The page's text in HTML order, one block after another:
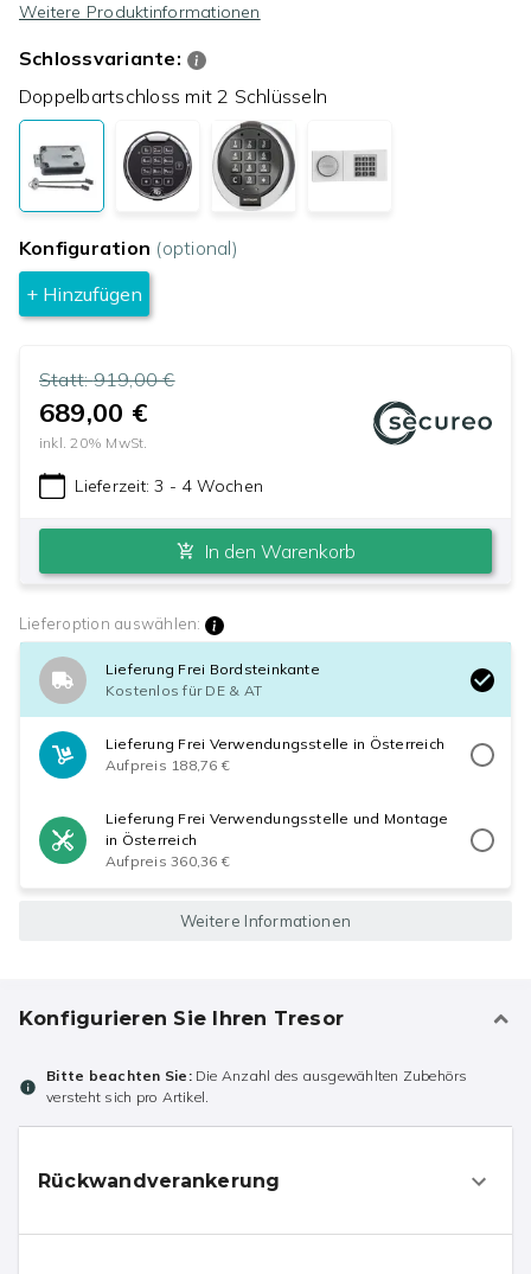
Weitere Produktinformationen
Schlossvariante:
Doppelbartschloss mit 2 Schlüsseln
Konfiguration (optional)
+ Hinzufügen
Statt:919,00 €
689,00 €
inkl.20% MwSt.
Lieferzeit:3 - 4 Wochen
In den Warenkorb
Lieferoption auswählen:
Lieferung Frei Bordsteinkante
Kostenlos für DE & AT
Lieferung Frei Verwendungsstelle in Österreich
Aufpreis 188,76 €
Lieferung Frei Verwendungsstelle und Montage
in Österreich
Aufpreis 360,36 €
Weitere Informationen
Konfigurieren Sie Ihren Tresor
Bitte beachten Sie:Die Anzahl des ausgewählten Zubehörs
versteht sich pro Artikel.
Rückwandverankerung